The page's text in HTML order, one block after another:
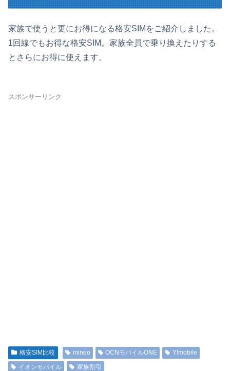
家族で使うと更にお得になる格安SIMをご紹介しました。
1回線でもお得な格安SIM。家族全員で乗り換えたりする
とさらにお得に使えます。
スポンサーリンク
格安SIM比較 mineo OCNモバイルONE
Y!mobile
イオンモバイル
家族割引